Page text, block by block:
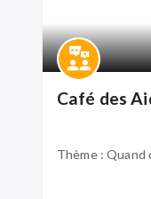
Café des
Thème : Quand